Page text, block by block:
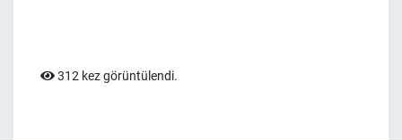
312 kez görüntülendi.